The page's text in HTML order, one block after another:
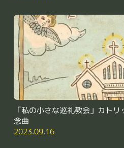
「私の小さな巡礼教会」カト
念曲
2023.09.16